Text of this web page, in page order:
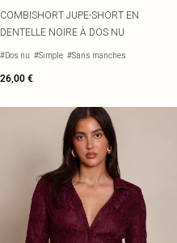
COMBISHORT JUPE-SHORT EN
DENTELLE NOIRE À DOS NU
#Dos nu #Simple #Sans manches
26,00 €